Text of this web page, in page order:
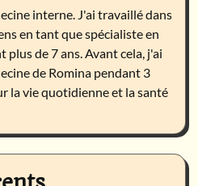
interne. J'ai travaillé dans
en tant que spécialiste en
de 7 ans. Avant cela, j'ai
de Romina pendant 3
la vie quotidienne et la santé